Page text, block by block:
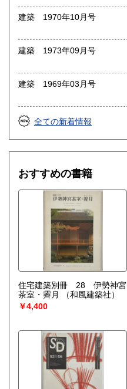
建築 1970年10月号
建築 1973年09月号
建築 1969年03月号
全ての新着情報
おすすめの書籍
住宅建築別冊 28 伊勢神宮
茶室・霽月
（和風建築社）
￥4,400